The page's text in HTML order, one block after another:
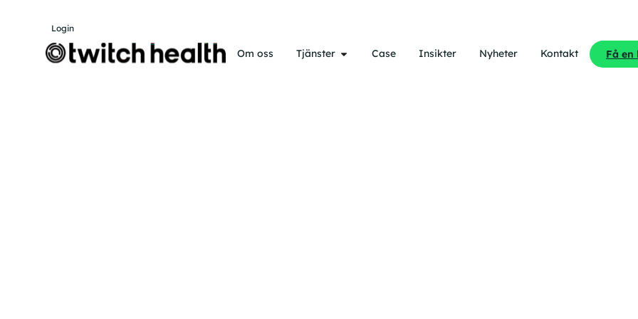
Login
Om oss Tjänster Case Insikter Nyheter Kontakt Få